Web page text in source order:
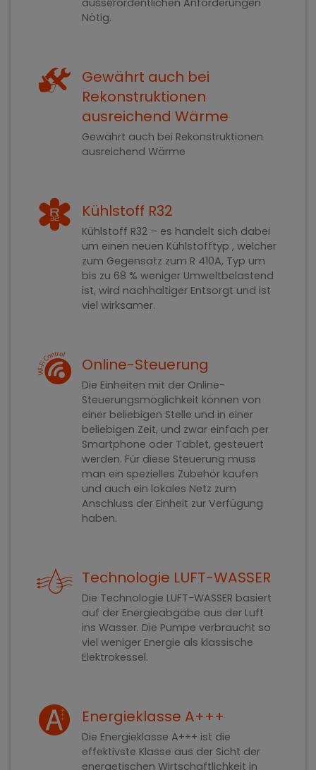
Nötig.
Gewährt auch bei
Rekonstruktionen
ausreichend Wärme
Gewährt auch bei Rekonstruktionen
ausreichend Wärme
Kühlstoff R32
Kühlstoff R32 – es handelt sich dabei
um einen neuen Kühlstofftyp , welcher
zum Gegensatz zum R 410A, Typ um
bis zu 68 % weniger Umweltbelastend
ist, wird nachhaltiger Entsorgt und ist
viel wirksamer.
Online-Steuerung
Die Einheiten mit der Online-
Steuerungsmöglichkeit können von
einer beliebigen Stelle und in einer
beliebigen Zeit, und zwar einfach per
Smartphone oder Tablet, gesteuert
werden. Für diese Steuerung muss
man ein spezielles Zubehör kaufen
und auch ein lokales Netz zum
Anschluss der Einheit zur Verfügung
haben.
Technologie LUFT-WASSER
Die Technologie LUFT-WASSER basiert
auf der Energieabgabe aus der Luft
ins Wasser. Die Pumpe verbraucht so
viel weniger Energie als klassische
Elektrokessel.
Energieklasse A+++
Die Energieklasse A+++ ist die
effektivste Klasse aus der Sicht der
energetischen Wirtschaftlichkeit in